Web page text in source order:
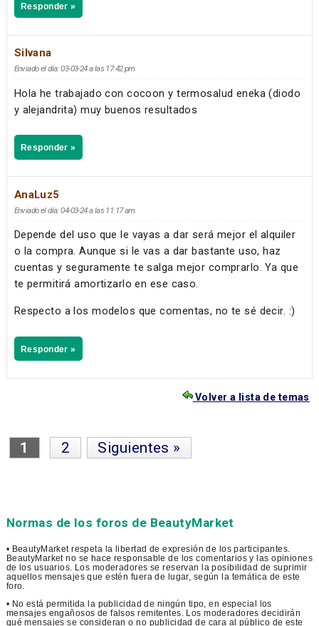
Responder »
Silvana
Enviado el día: 03-03-24 a las 17:42 pm
Hola he trabajado con cocoon y termosalud eneka (diodo
y alejandrita) muy buenos resultados
Responder »
AnaLuz5
Enviado el día: 04-03-24 a las 11:17 am
Depende del uso que le vayas a dar será mejor el alquiler
o la compra. Aunque si le vas a dar bastante uso, haz
cuentas y seguramente te salga mejor comprarlo. Ya que
te permitirá amortizarlo en ese caso.
Respecto a los modelos que comentas, no te sé decir. :)
Responder »
Volver a lista de temas
1 2 Siguientes »
Normas de los foros de BeautyMarket
• BeautyMarket respeta la libertad de expresión de los participantes.
BeautyMarket no se hace responsable de los comentarios y las opiniones
de los usuarios. Los moderadores se reservan la posibilidad de suprimir
aquellos mensajes que estén fuera de lugar, según la temática de este
foro.
• No está permitida la publicidad de ningún tipo, en especial los
mensajes engañosos de falsos remitentes. Los moderadores decidirán
qué mensajes se consideran o no publicidad de cara al público de este